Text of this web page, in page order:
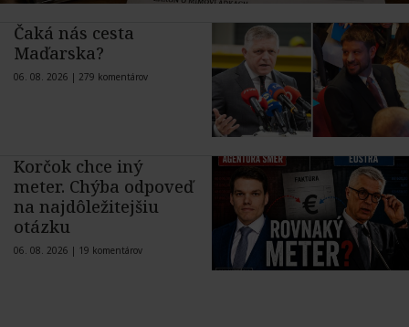
Čaká nás cesta
Maďarska?
06. 08. 2026 | 279 komentárov
Korčok chce iný
meter. Chýba odpoveď
na najdôležitejšiu
otázku
06. 08. 2026 | 19 komentárov